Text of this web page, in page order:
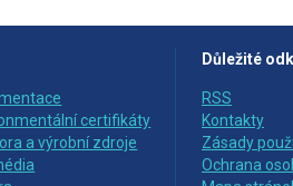
certifikáty
a výrobní zdroje
Důležité
RSS
Kontakty
Zásady
Ochrana